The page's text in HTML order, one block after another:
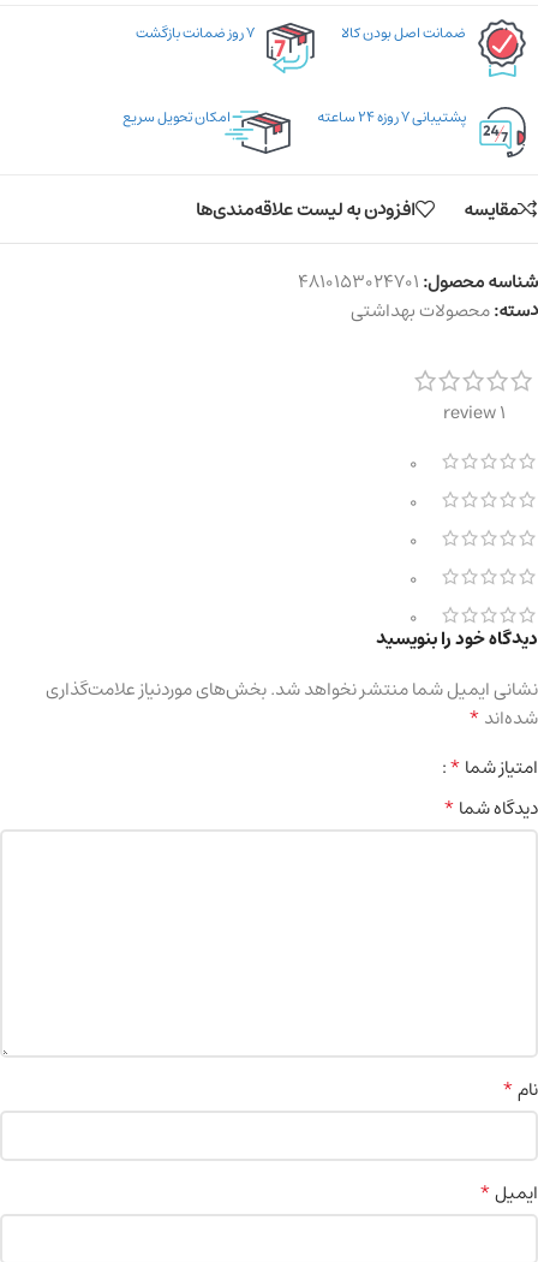
ضمانت اصل بودن کالا ۷ روز ضمانت بازگشت
پشتیبانی ۷ روزه ۲۴ ساعته امکان تحویل سریع
مقایسه افزودن به لیست علاقه‌مندی‌ها
شناسه محصول:4810153024701
دسته:محصولات بهداشتی
1 review
0
0
0
0
0
دیدگاه خود را بنویسید
نشانی ایمیل شما منتشر نخواهد شد.بخش‌های موردنیاز علامت‌گذاری
شده‌اند*
امتیاز شما*
دیدگاه شما*
نام*
ایمیل*